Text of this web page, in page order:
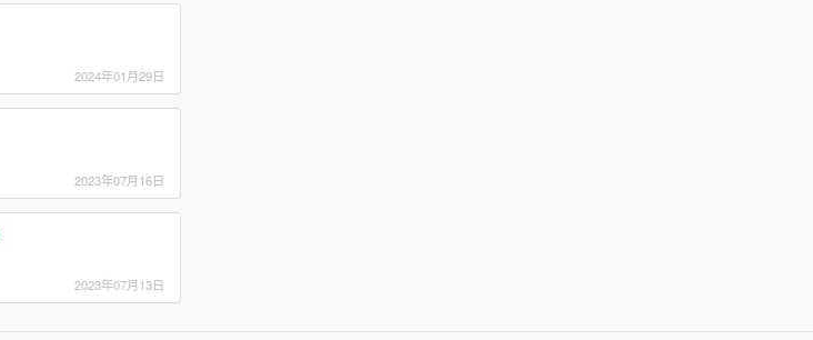
2024年01月29日
2023年07月16日
2023年07月13日